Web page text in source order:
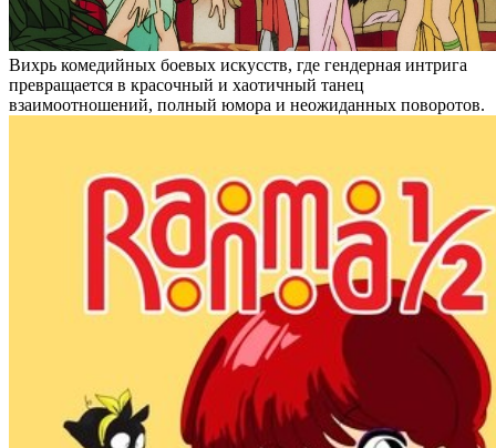
Вихрь комедийных боевых искусств, где гендерная интрига
превращается в красочный и хаотичный танец
взаимоотношений, полный юмора и неожиданных поворотов.